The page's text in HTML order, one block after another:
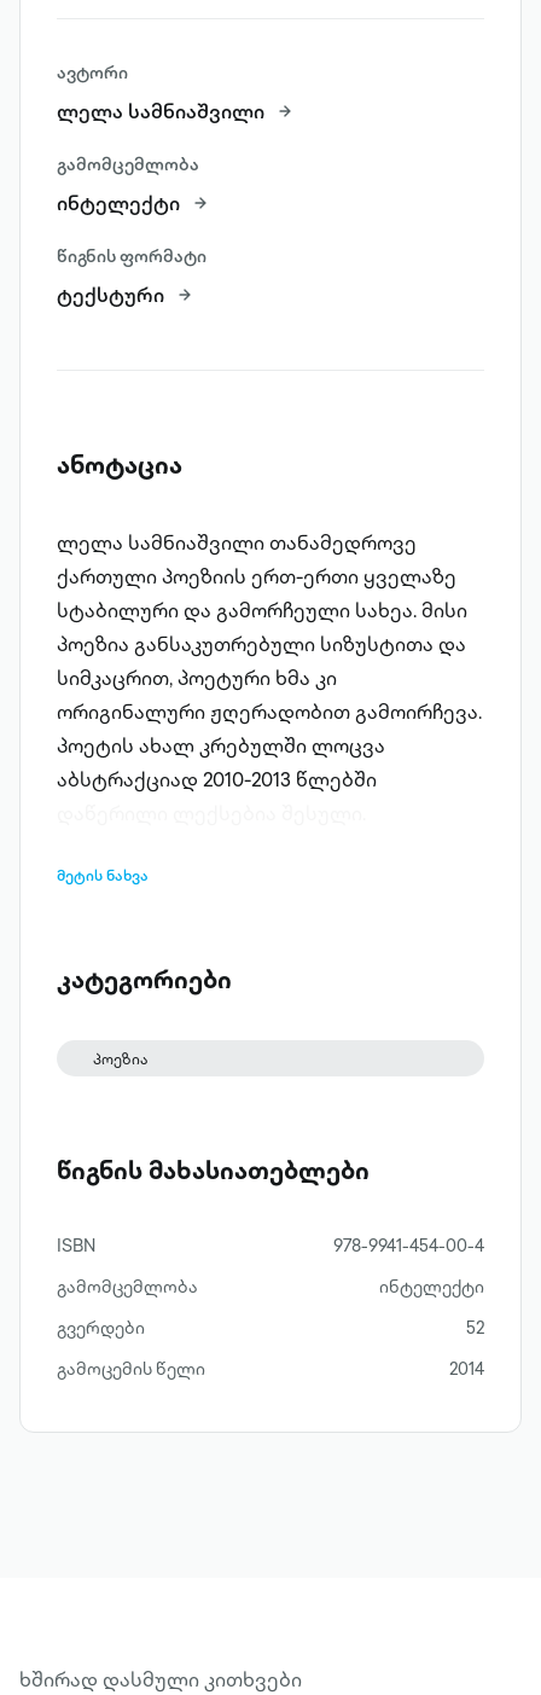
ავტორი
ლელა სამნიაშვილი
გამომცემლობა
ინტელექტი
წიგნის ფორმატი
ტექსტური
ანოტაცია
ლელა სამნიაშვილი თანამედროვე
ქართული პოეზიის ერთ-ერთი ყველაზე
სტაბილური და გამორჩეული სახეა. მისი
პოეზია განსაკუთრებული სიზუსტითა და
სიმკაცრით, პოეტური ხმა კი
ორიგინალური ჟღერადობით გამოირჩევა.
პოეტის ახალ კრებულში ლოცვა
აბსტრაქციად 2010-2013 წლებში
მეტის ნახვა
კატეგორიები
პოეზია
წიგნის მახასიათებლები
ISBN
978-9941-454-00-4
გამომცემლობა
ინტელექტი
გვერდები
52
გამოცემის წელი
2014
ხშირად დასმული კითხვები